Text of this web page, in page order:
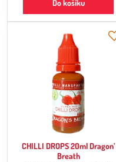
Do košíku
CHILLI DROPS 20ml Dragon’
Breath